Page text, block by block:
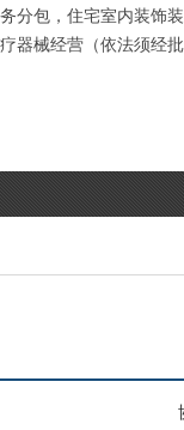
分包，住宅室内装饰
器械经营（依法须经